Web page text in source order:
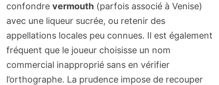
confondre vermouth(parfois associé à Venise)
avec une liqueur sucrée, ou retenir des
appellations locales peu connues. Il est également
fréquent que le joueur choisisse un nom
commercial inapproprié sans en vérifier
l’orthographe. La prudence impose de recouper